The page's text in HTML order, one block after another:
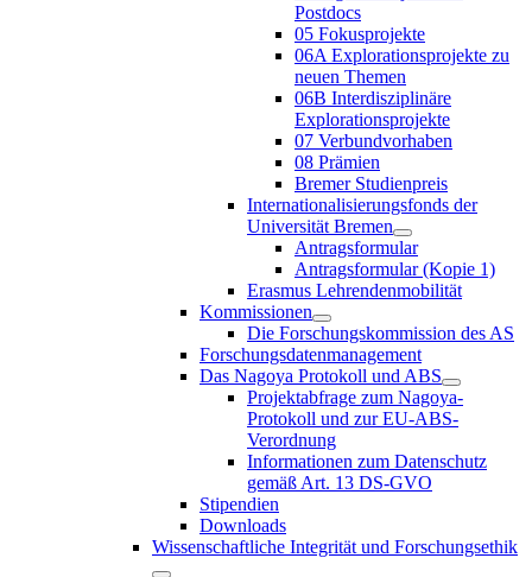
Postdocs
05 Fokusprojekte
06A Explorationsprojekte zu
neuen Themen
06B Interdisziplinäre
Explorationsprojekte
07 Verbundvorhaben
08 Prämien
Bremer Studienpreis
Internationalisierungsfonds der
Universität Bremen
Antragsformular
Antragsformular (Kopie 1)
Erasmus Lehrendenmobilität
Kommissionen
Die Forschungskommission des AS
Forschungsdatenmanagement
Das Nagoya Protokoll und ABS
Projektabfrage zum Nagoya-
Protokoll und zur EU-ABS-
Verordnung
Informationen zum Datenschutz
gemäß Art. 13 DS-GVO
Stipendien
Downloads
Wissenschaftliche Integrität und Forschungsethik